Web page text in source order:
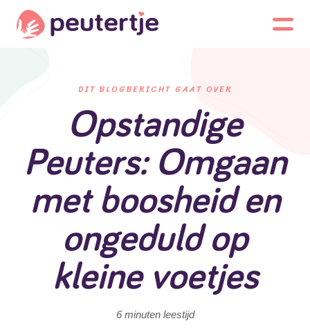
DIT BLOGBERICHT GAAT OVER
Opstandige
Peuters: Omgaan
met boosheid en
ongeduld op
kleine voetjes
6 minuten leestijd